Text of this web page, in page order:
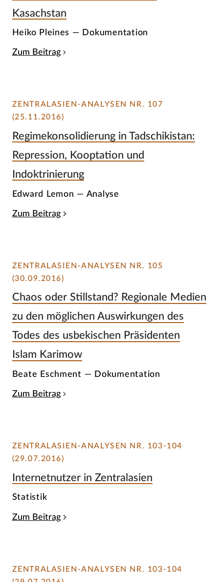
Kasachstan
Heiko Pleines — Dokumentation
Zum Beitrag
ZENTRALASIEN-ANALYSEN NR. 107
(25.11.2016)
Regimekonsolidierung in Tadschikistan:
Repression, Kooptation und
Indoktrinierung
Edward Lemon — Analyse
Zum Beitrag
ZENTRALASIEN-ANALYSEN NR. 105
(30.09.2016)
Chaos oder Stillstand? Regionale Medien
zu den möglichen Auswirkungen des
Todes des usbekischen Präsidenten
Islam Karimow
Beate Eschment — Dokumentation
Zum Beitrag
ZENTRALASIEN-ANALYSEN NR. 103-104
(29.07.2016)
Internetnutzer in Zentralasien
Statistik
Zum Beitrag
ZENTRALASIEN-ANALYSEN NR. 103-104